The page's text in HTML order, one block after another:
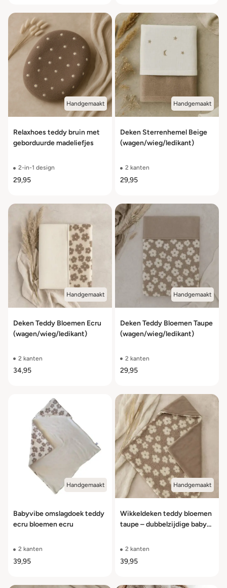
Handgemaakt
Relaxhoes teddy bruin met
geborduurde madeliefjes
2-in-1 design
29,95
Handgemaakt
Deken Sterrenhemel Beige
(wagen/wieg/ledikant)
2 kanten
29,95
Handgemaakt
Deken Teddy Bloemen Ecru
(wagen/wieg/ledikant)
2 kanten
34,95
Handgemaakt
Deken Teddy Bloemen Taupe
(wagen/wieg/ledikant)
2 kanten
29,95
Handgemaakt
Babyvibe omslagdoek teddy
ecru bloemen ecru
2 kanten
39,95
Handgemaakt
Wikkeldeken teddy bloemen
taupe – dubbelzijdige baby
2 kanten
39,95